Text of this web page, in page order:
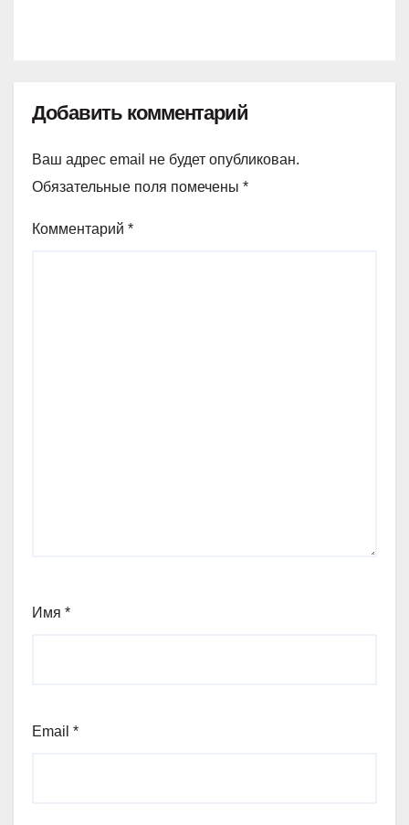
Добавить комментарий
Ваш адрес email не будет опубликован.
Обязательные поля помечены *
Комментарий *
Имя *
Email *